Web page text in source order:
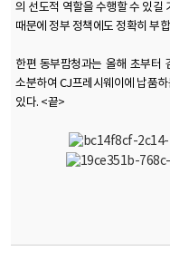
의 선도적 역할을 수행할 수 있길
때문에 정부 정책에도 정확히 부
한편 동부팜청과는 올해 초부터
소분하여 CJ프레시웨이에 납품
있다. <끝>